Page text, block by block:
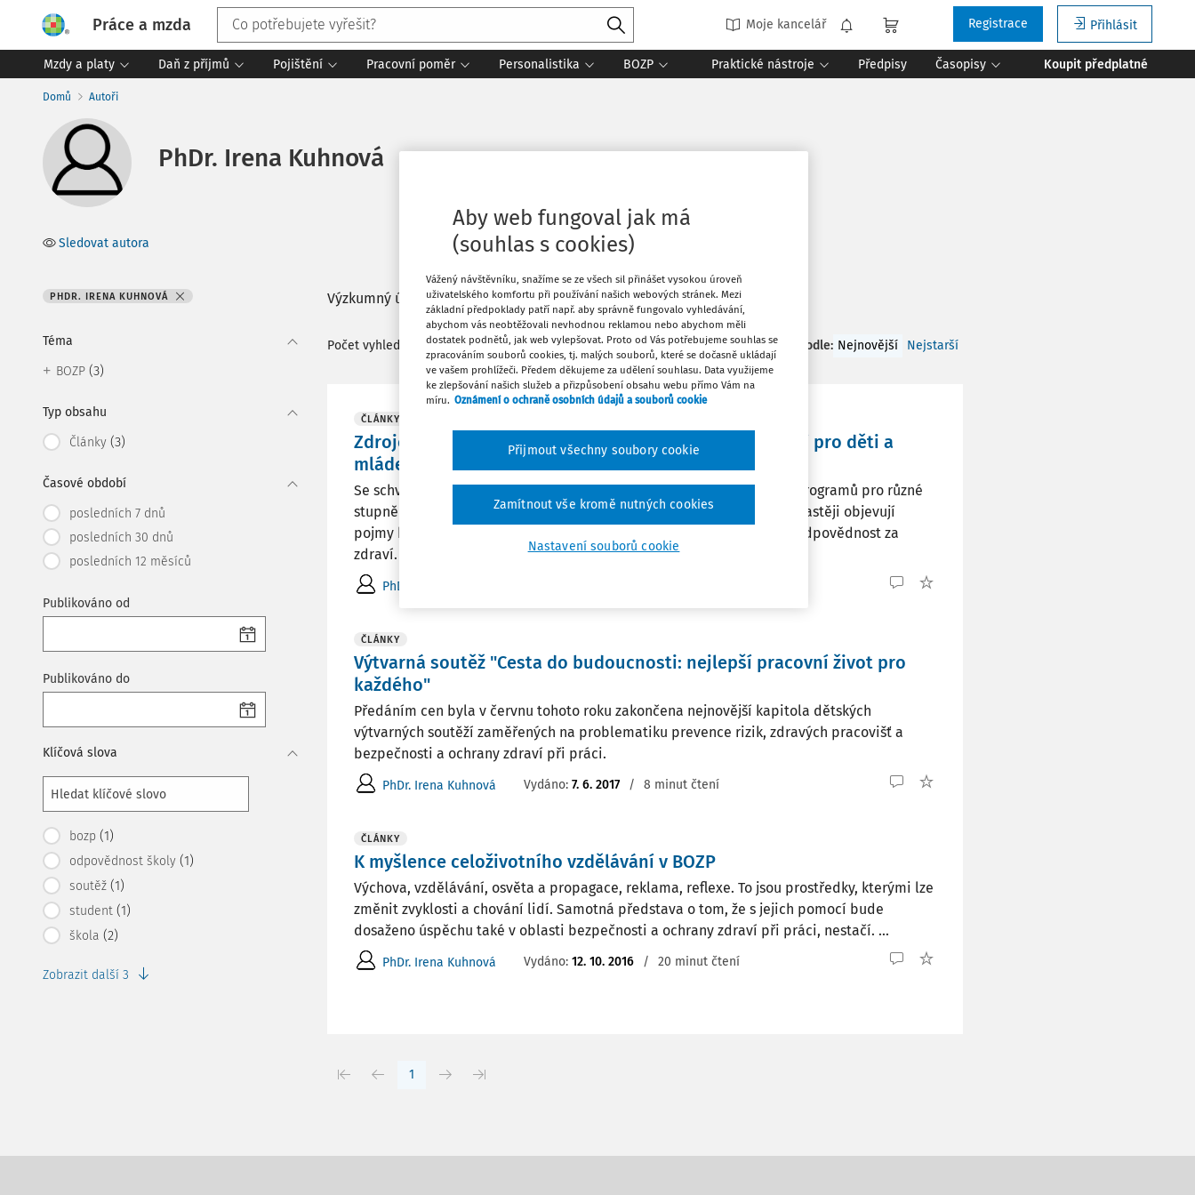
Práce a mzda Moje kancelář Přihlásit
Registrace
Mzdy a platy Daň z příjmů Pojištění Pracovní poměr Personalistika BOZP Praktické nástroje Předpisy Časopisy Koupit předplatné
Domů Autoři
PhDr. Irena Kuhnová
Sledovat autora
PHDR. IRENA KUHNOVÁ
Téma
BOZP (3)
Typ obsahu
Články (3)
Časové období
posledních 7 dnů
posledních 30 dnů
posledních 12 měsíců
Publikováno od
Publikováno do
Klíčová slova
bozp (1)
odpovědnost školy (1)
soutěž (1)
student (1)
škola (2)
Zobrazit další 3
Výzkumný ústav bezpečnosti práce, v.v.i.
Počet vyhledaných dokumentů:3 Řadit podle: Nejnovější Nejstarší
ČLÁNKY
Zdroje zábavy i poučení o bezpečnosti a ochraně zdraví pro děti a
mládež v prostředí internetu
Se schválením a postupným uplatňováním rámcových vzdělávacích programů pro různé
stupně vzdělávání se ve školském prostředí i v celé naší společnosti častěji objevují
pojmy bezpečnost, bezpečí, ochrana zdraví, výchova ke zdraví nebo odpovědnost za
zdraví. ...
PhDr. Irena Kuhnová
ČLÁNKY
Výtvarná soutěž "Cesta do budoucnosti: nejlepší pracovní život pro
každého"
Předáním cen byla v červnu tohoto roku zakončena nejnovější kapitola dětských
výtvarných soutěží zaměřených na problematiku prevence rizik, zdravých pracovišť a
bezpečnosti a ochrany zdraví při práci.
PhDr. Irena Kuhnová Vydáno: 7. 6. 2017 / 8 minut čtení
ČLÁNKY
K myšlence celoživotního vzdělávání v BOZP
Výchova, vzdělávání, osvěta a propagace, reklama, reflexe. To jsou prostředky, kterými lze
změnit zvyklosti a chování lidí. Samotná představa o tom, že s jejich pomocí bude
dosaženo úspěchu také v oblasti bezpečnosti a ochrany zdraví při práci, nestačí. ...
PhDr. Irena Kuhnová Vydáno: 12. 10. 2016 / 20 minut čtení
1
Aby web fungoval jak má
(souhlas s cookies)
Vážený návštěvníku, snažíme se ze všech sil přinášet vysokou úroveň
uživatelského komfortu při používání našich webových stránek. Mezi
základní předpoklady patří např. aby správně fungovalo vyhledávání,
abychom vás neobtěžovali nevhodnou reklamou nebo abychom měli
dostatek podnětů, jak web vylepšovat. Proto od Vás potřebujeme souhlas se
zpracováním souborů cookies, tj. malých souborů, které se dočasně ukládají
ve vašem prohlížeči. Předem děkujeme za udělení souhlasu. Data využijeme
ke zlepšování našich služeb a přizpůsobení obsahu webu přímo Vám na
míru. Oznámení o ochraně osobních údajů a souborů cookie
Nastavení souborů cookie
Zamítnout vše kromě nutných cookies
Přijmout všechny soubory cookie